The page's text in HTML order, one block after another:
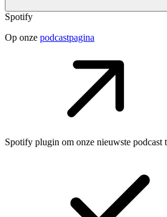
Spotify
Op onze podcastpagina
Spotify plugin om onze nieuwste podcast